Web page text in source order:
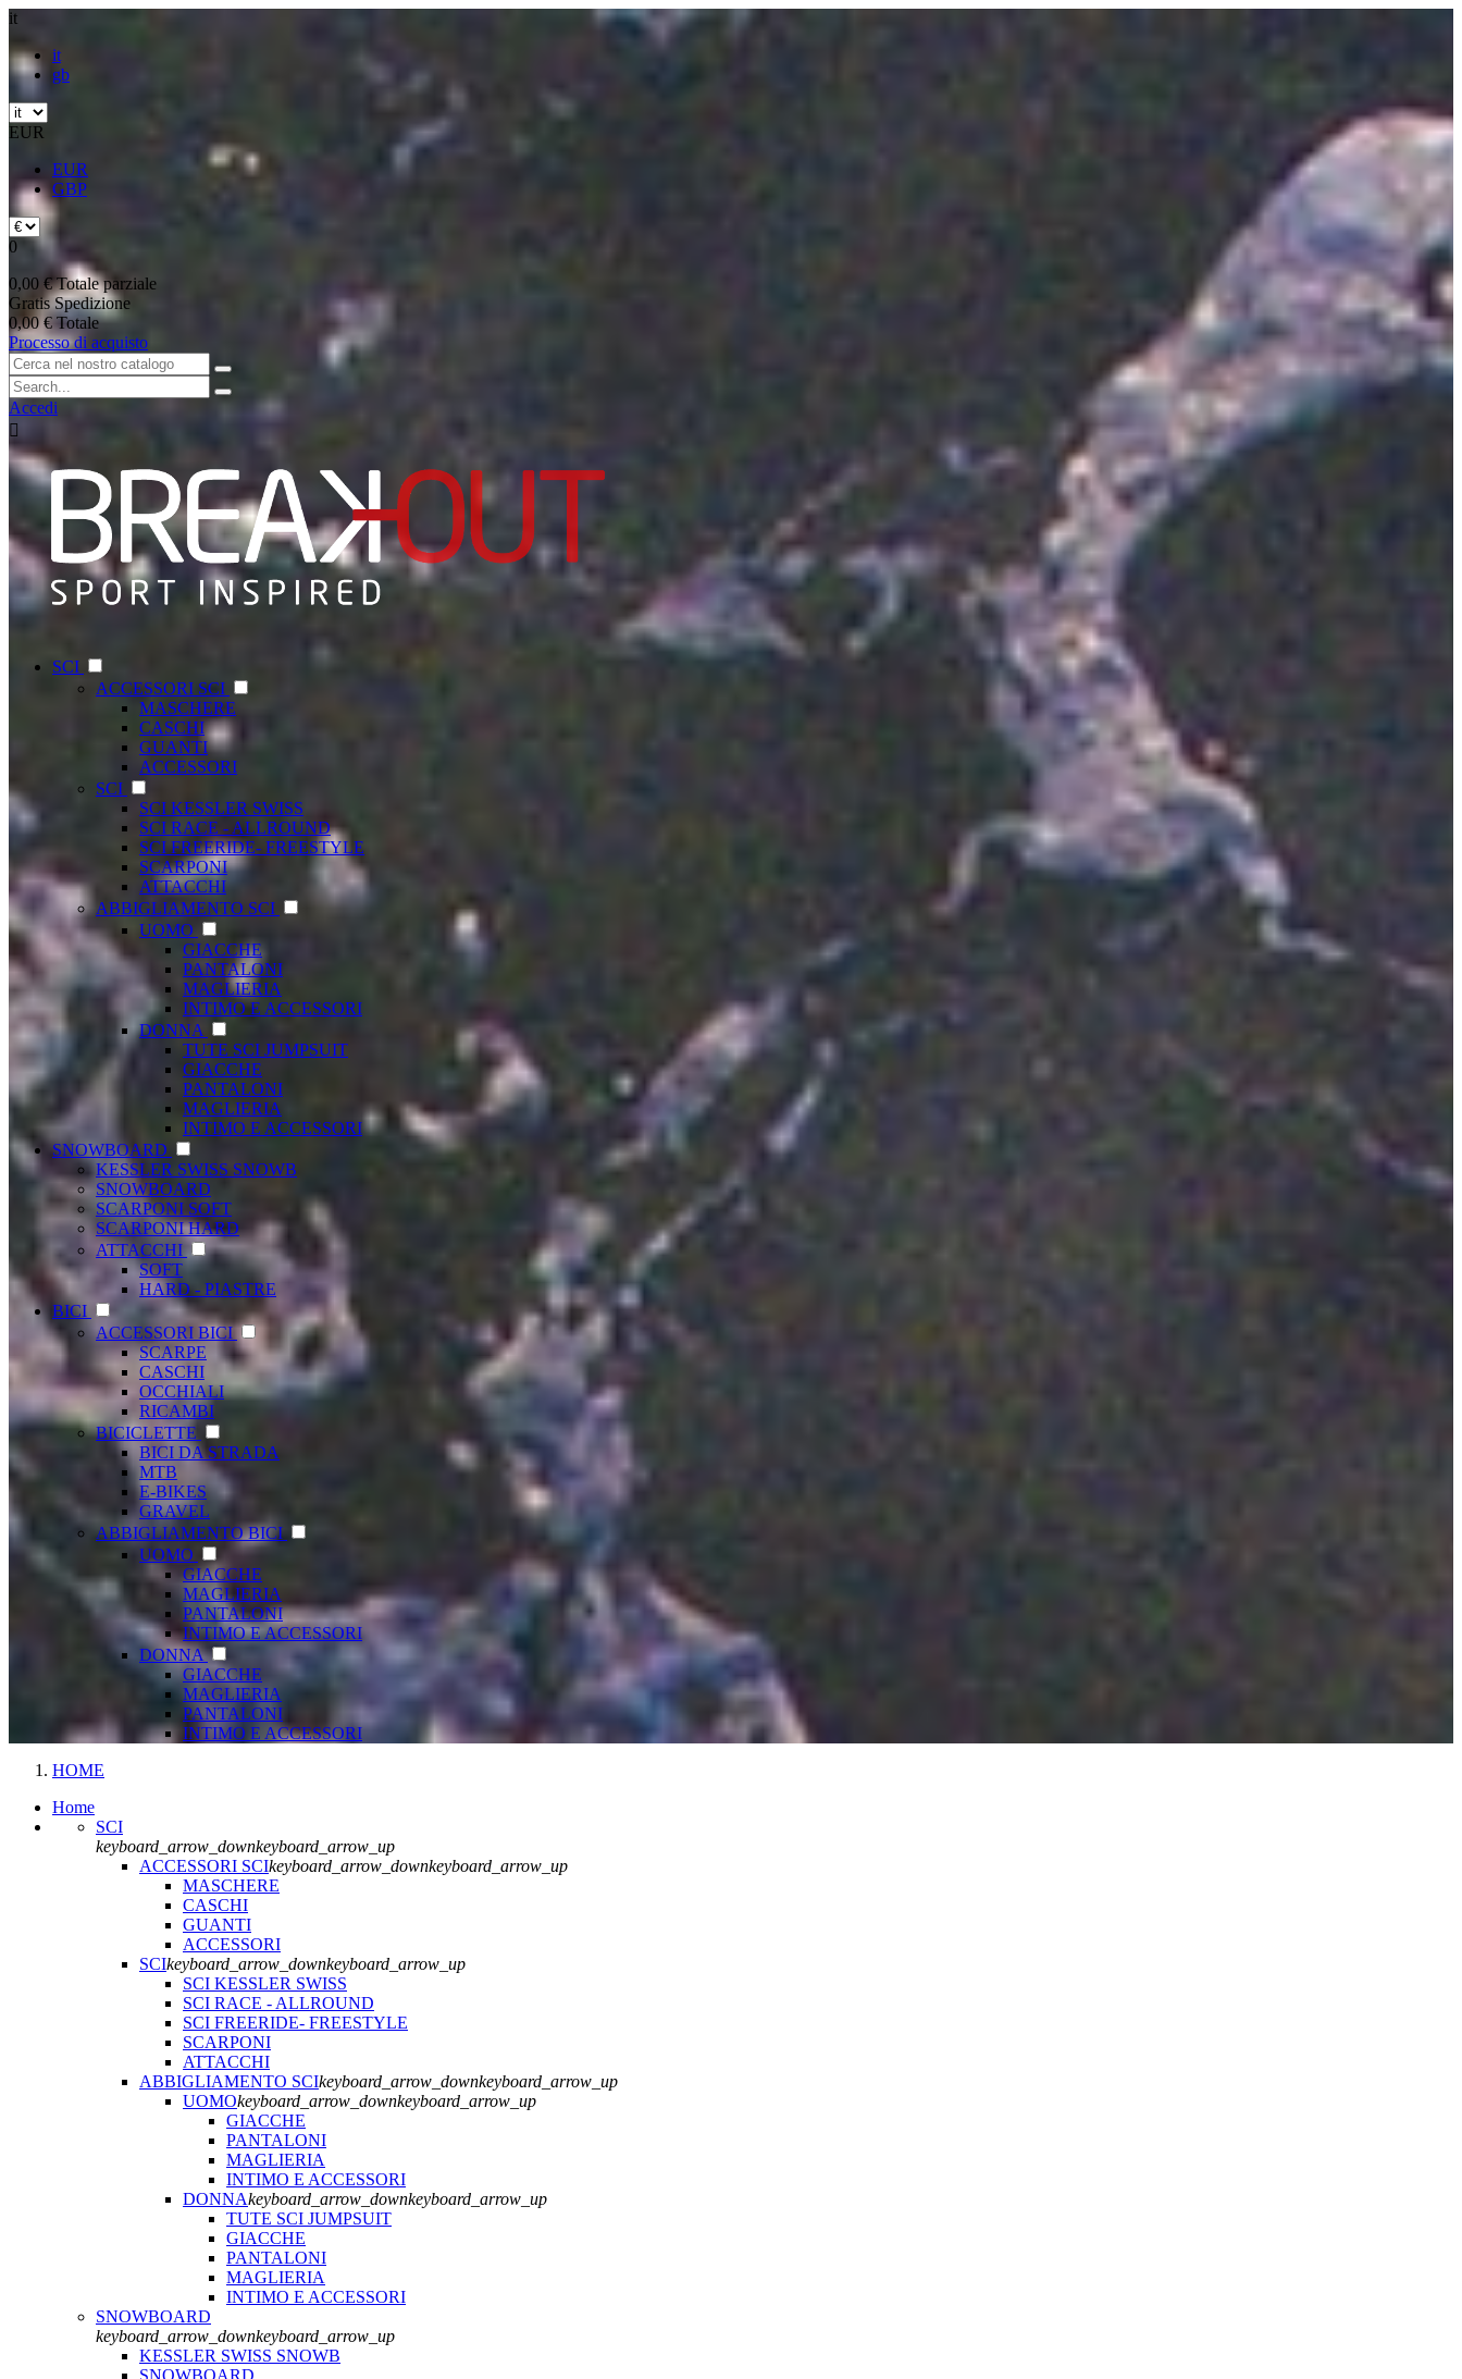
it
it
gb
EUR
EUR
GBP
0
0,00 € Totale parziale
Gratis Spedizione
0,00 € Totale
Processo di acquisto
Accedi

SCI
ACCESSORI SCI
MASCHERE
CASCHI
GUANTI
ACCESSORI
SCI
SCI KESSLER SWISS
SCI RACE - ALLROUND
SCI FREERIDE- FREESTYLE
SCARPONI
ATTACCHI
ABBIGLIAMENTO SCI
UOMO
GIACCHE
PANTALONI
MAGLIERIA
INTIMO E ACCESSORI
DONNA
TUTE SCI JUMPSUIT
GIACCHE
PANTALONI
MAGLIERIA
INTIMO E ACCESSORI
SNOWBOARD
KESSLER SWISS SNOWB
SNOWBOARD
SCARPONI SOFT
SCARPONI HARD
ATTACCHI
SOFT
HARD - PIASTRE
BICI
ACCESSORI BICI
SCARPE
CASCHI
OCCHIALI
RICAMBI
BICICLETTE
BICI DA STRADA
MTB
E-BIKES
GRAVEL
ABBIGLIAMENTO BICI
UOMO
GIACCHE
MAGLIERIA
PANTALONI
INTIMO E ACCESSORI
DONNA
GIACCHE
MAGLIERIA
PANTALONI
INTIMO E ACCESSORI
HOME
Home
SCI
keyboard_arrow_downkeyboard_arrow_up
ACCESSORI SCIkeyboard_arrow_downkeyboard_arrow_up
MASCHERE
CASCHI
GUANTI
ACCESSORI
SCIkeyboard_arrow_downkeyboard_arrow_up
SCI KESSLER SWISS
SCI RACE - ALLROUND
SCI FREERIDE- FREESTYLE
SCARPONI
ATTACCHI
ABBIGLIAMENTO SCIkeyboard_arrow_downkeyboard_arrow_up
UOMOkeyboard_arrow_downkeyboard_arrow_up
GIACCHE
PANTALONI
MAGLIERIA
INTIMO E ACCESSORI
DONNAkeyboard_arrow_downkeyboard_arrow_up
TUTE SCI JUMPSUIT
GIACCHE
PANTALONI
MAGLIERIA
INTIMO E ACCESSORI
SNOWBOARD
keyboard_arrow_downkeyboard_arrow_up
KESSLER SWISS SNOWB
SNOWBOARD